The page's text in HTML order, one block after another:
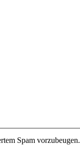
Spam vorzubeugen.